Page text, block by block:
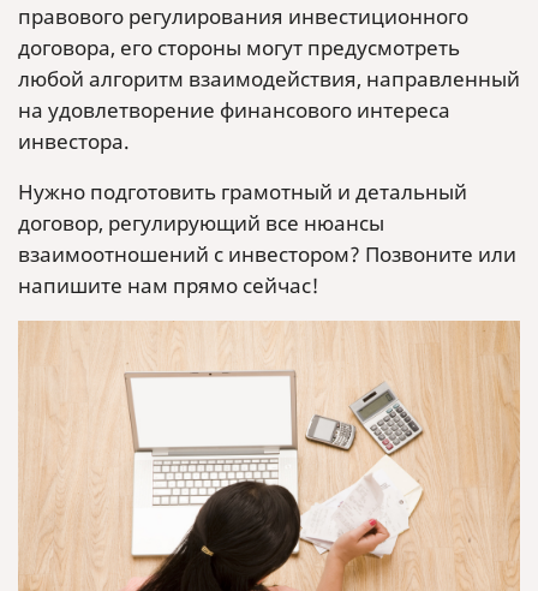
правового регулирования инвестиционного
договора, его стороны могут предусмотреть
любой алгоритм взаимодействия, направленный
на удовлетворение финансового интереса
инвестора.
Нужно подготовить грамотный и детальный
договор, регулирующий все нюансы
взаимоотношений с инвестором? Позвоните или
напишите нам прямо сейчас!